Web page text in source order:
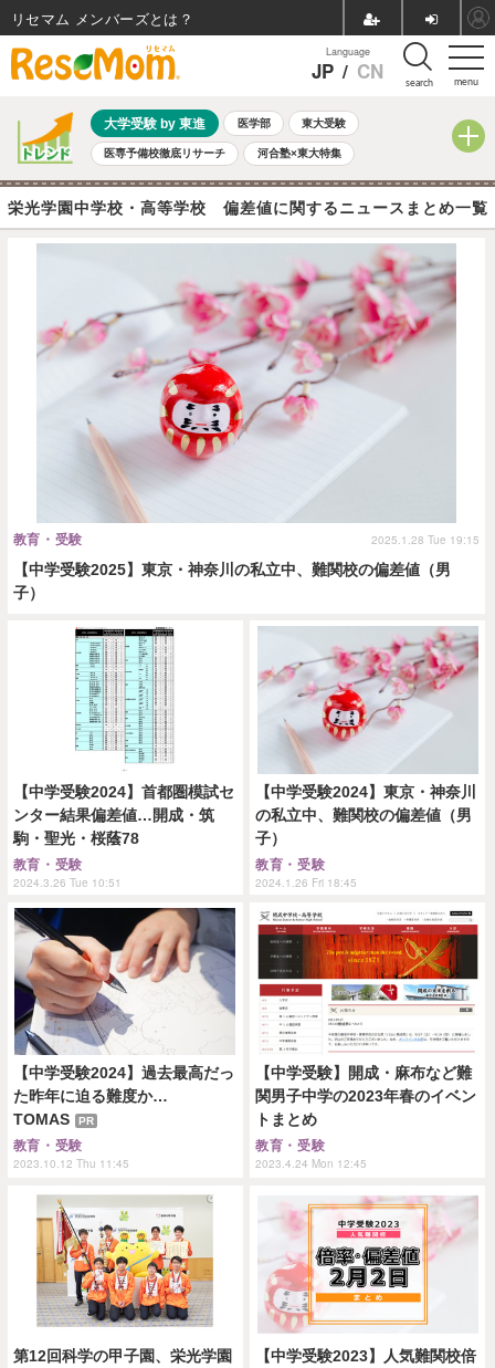
menu
Language
JP / CN search
大学受験 by 東進 医学部 東大受験
医専予備校徹底リサーチ 河合塾×東大特集
親子で考える大学選び 高校受験 中学受験 小学校受験
共通テスト 夏休み 8月開催学校説明会・相談会
自由研究教材（中学生向け） ランキング
栄光学園中学校・高等学校 偏差値に関するニュースまとめ一覧
【中学受験2025】東京・神奈川の私立中、難関校の偏差値（男
子）
教育・受験 2025.1.28 Tue 19:15
【中学受験2024】首都圏模試セ
ンター結果偏差値…開成・筑
駒・聖光・桜蔭78
教育・受験
2024.3.26 Tue 10:51
【中学受験2024】東京・神奈川
の私立中、難関校の偏差値（男
子）
教育・受験
2024.1.26 Fri 18:45
【中学受験2024】過去最高だっ
た昨年に迫る難度か…
TOMAS
PR
教育・受験
2023.10.12 Thu 11:45
【中学受験】開成・麻布など難
関男子中学の2023年春のイベン
トまとめ
教育・受験
2023.4.24 Mon 12:45
第12回科学の甲子園、栄光学園
【中学受験2023】人気難関校倍
リセマム メンバーズ